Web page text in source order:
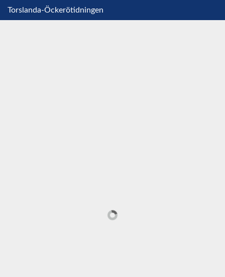
Torslanda-Öckerötidningen